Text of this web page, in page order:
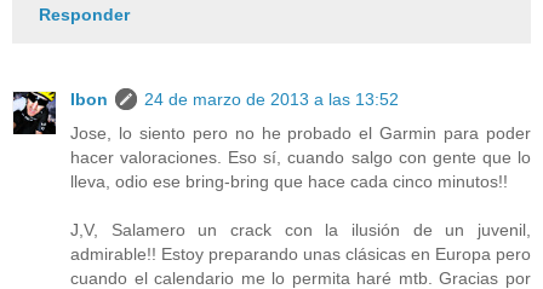
Responder
Ibon
24 de marzo de 2013 a las 13:52
Jose, lo siento pero no he probado el Garmin para poder
hacer valoraciones. Eso sí, cuando salgo con gente que lo
lleva, odio ese bring-bring que hace cada cinco minutos!!
J,V, Salamero un crack con la ilusión de un juvenil,
admirable!! Estoy preparando unas clásicas en Europa pero
cuando el calendario me lo permita haré mtb. Gracias por